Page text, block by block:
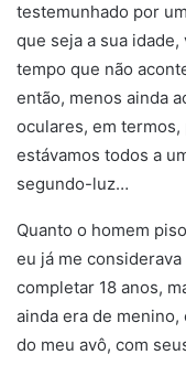
testemunhado por
que seja a sua
tempo que não
então, menos ainda
oculares, em
estávamos todos a
segundo-luz…
Quanto o homem
eu já me
completar 18 anos,
ainda era de menino,
do meu avô, com